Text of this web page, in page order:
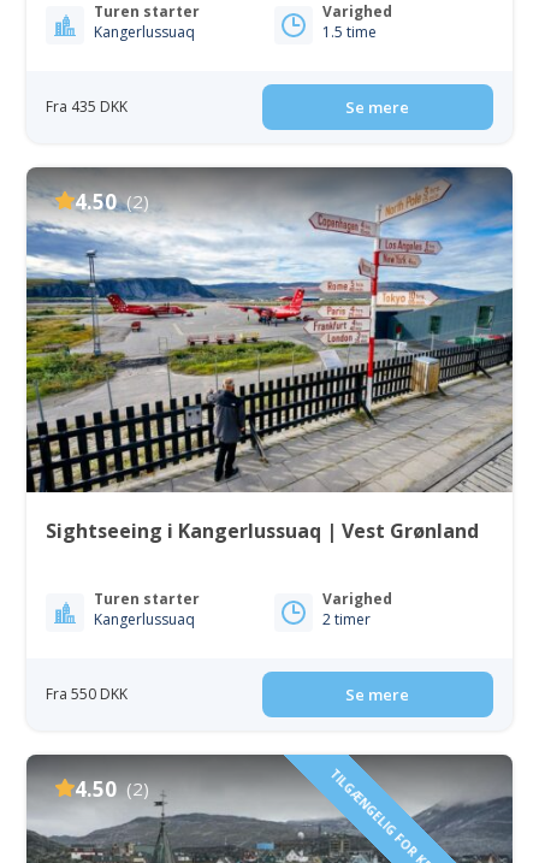
Turen starter
Kangerlussuaq
Varighed
1.5 time
Fra 435 DKK Se mere
4.50 (2)
Sightseeing i Kangerlussuaq | Vest Grønland
Turen starter
Kangerlussuaq
Varighed
2 timer
Fra 550 DKK Se mere
4.50 (2)